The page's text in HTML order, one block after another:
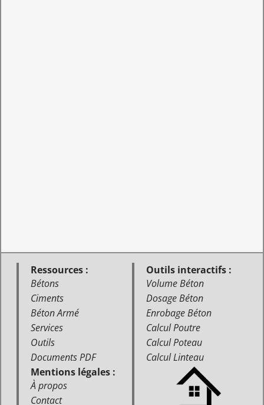
Ressources :
Bétons
Ciments
Béton Armé
Services
Outils
Documents PDF
Outils interactifs :
Volume Béton
Dosage Béton
Enrobage Béton
Calcul Poutre
Calcul Poteau
Calcul Linteau
Mentions légales :
À propos
Contact